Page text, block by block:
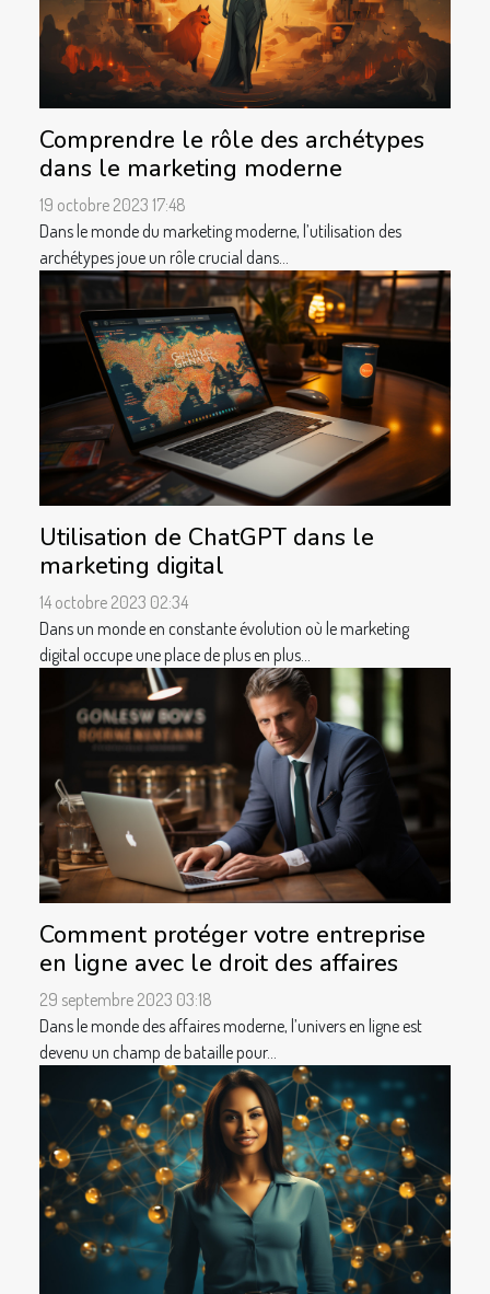
Comprendre le rôle des archétypes
dans le marketing moderne
19 octobre 2023 17:48
Dans le monde du marketing moderne, l’utilisation des
archétypes joue un rôle crucial dans...
Utilisation de ChatGPT dans le
marketing digital
14 octobre 2023 02:34
Dans un monde en constante évolution où le marketing
digital occupe une place de plus en plus...
Comment protéger votre entreprise
en ligne avec le droit des affaires
29 septembre 2023 03:18
Dans le monde des affaires moderne, l’univers en ligne est
devenu un champ de bataille pour...